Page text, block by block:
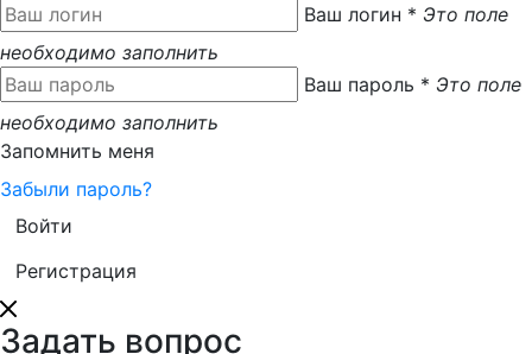
Ваш логин * Это поле
необходимо заполнить
Ваш пароль * Это поле
необходимо заполнить
Запомнить меня
Забыли пароль?
Регистрация
Задать вопрос